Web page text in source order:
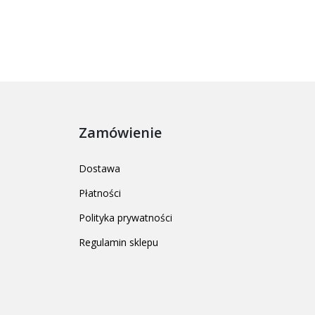
Zamówienie
Dostawa
Płatności
Polityka prywatności
Regulamin sklepu